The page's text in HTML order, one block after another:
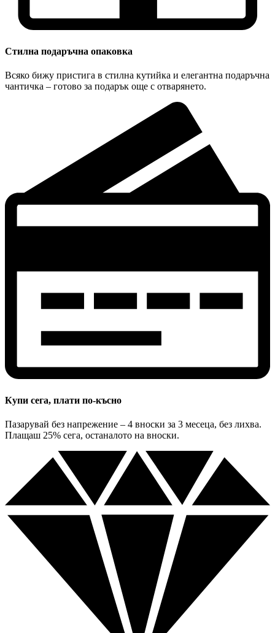
Стилна подаръчна опаковка
Всяко бижу пристига в стилна кутийка и елегантна подаръчна
чантичка – готово за подарък още с отварянето.
Купи сега, плати по-късно
Пазарувай без напрежение – 4 вноски за 3 месеца, без лихва.
Плащаш 25% сега, останалото на вноски.